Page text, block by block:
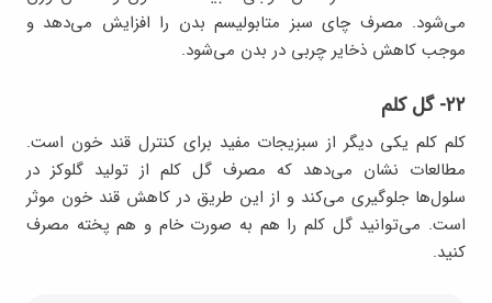
می‌شود. مصرف چای سبز متابولیسم بدن را افزایش می‌دهد و
موجب کاهش ذخایر چربی در بدن می‌شود.
۲۲- گل کلم
کلم کلم یکی دیگر از سبزیجات مفید برای کنترل قند خون است.
مطالعات نشان می‌دهد که مصرف گل کلم از تولید گلوکز در
سلول‌ها جلوگیری می‌کند و از این طریق در کاهش قند خون موثر
است. می‌توانید گل کلم را هم به صورت خام و هم پخته مصرف
کنید.